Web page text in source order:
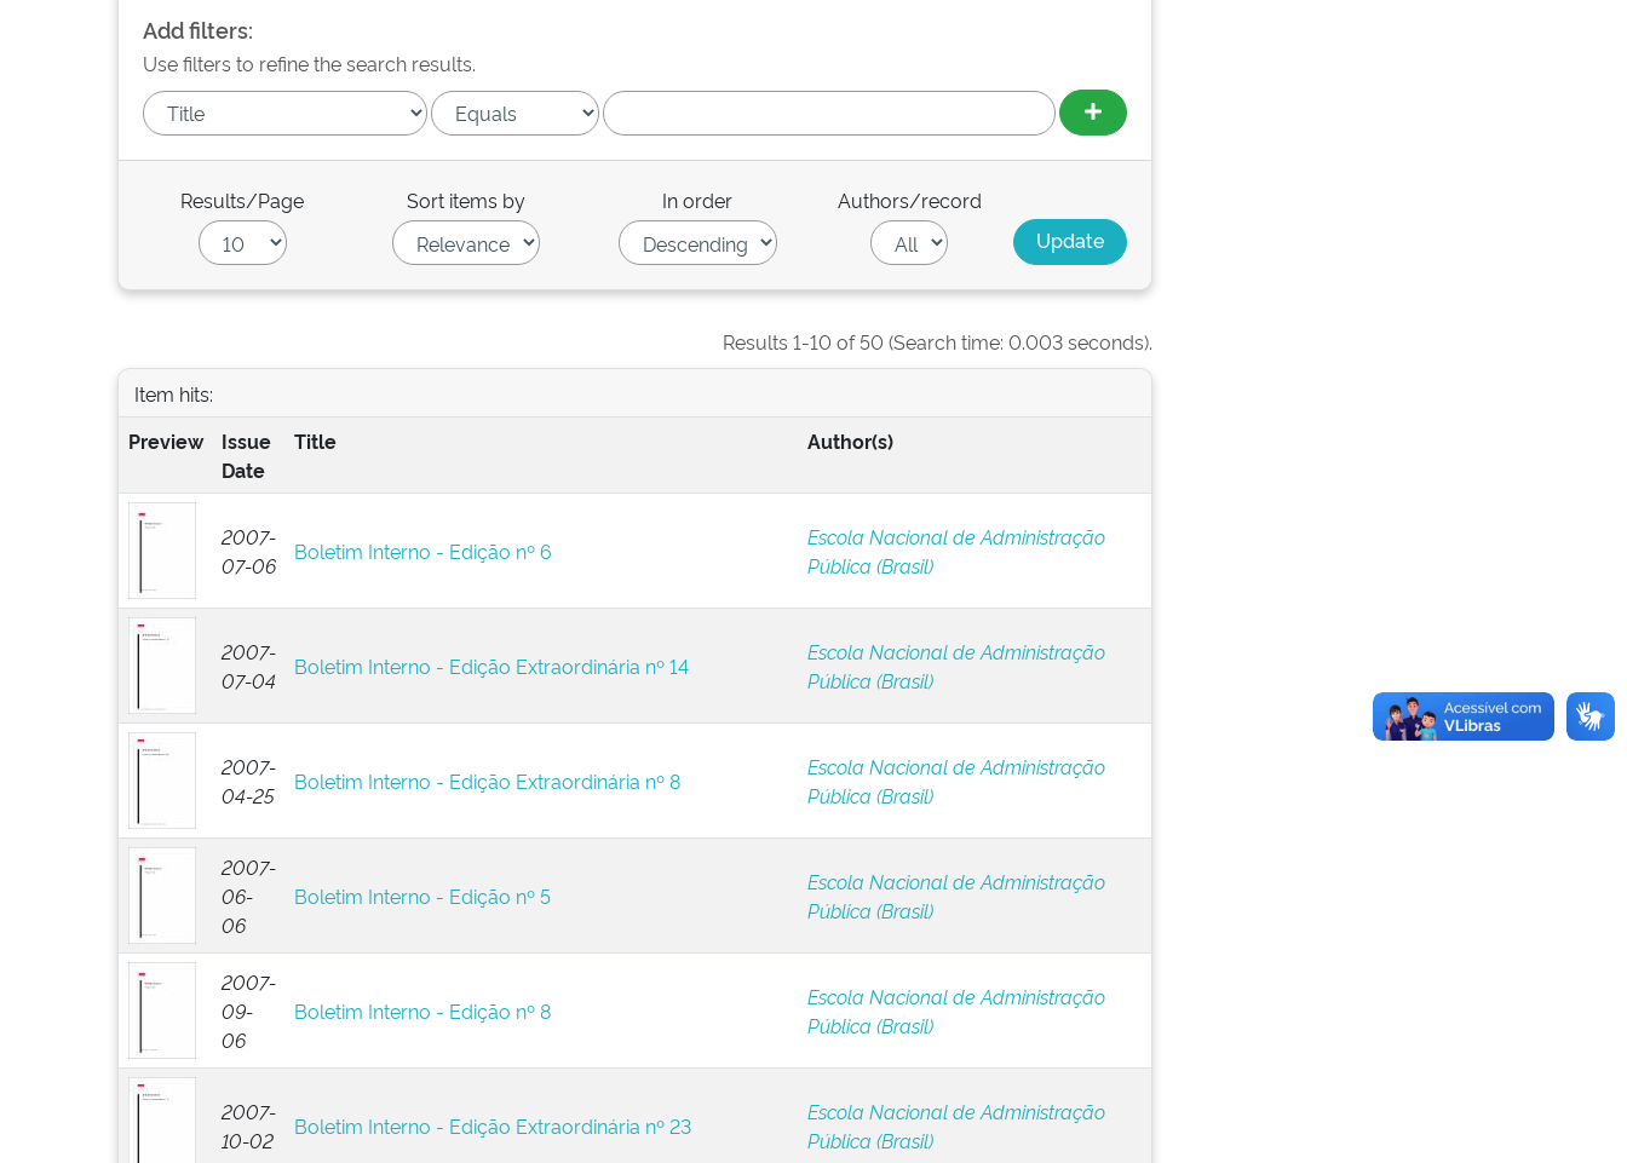
Add filters:
Use filters to refine the search results.
Results/Page Sort items by In order Authors/record
Results 1-10 of 50 (Search time: 0.003 seconds).
Item hits:
Preview
Issue
Date
Title Author(s)
2007-
07-06
Boletim Interno - Edição nº 6
Escola Nacional de Administração
Pública (Brasil)
2007-
07-04
Boletim Interno - Edição Extraordinária nº 14
Escola Nacional de Administração
Pública (Brasil)
2007-
04-25
Boletim Interno - Edição Extraordinária nº 8
Escola Nacional de Administração
Pública (Brasil)
2007-
06-
06
Boletim Interno - Edição nº 5
Escola Nacional de Administração
Pública (Brasil)
2007-
09-
06
Boletim Interno - Edição nº 8
Escola Nacional de Administração
Pública (Brasil)
2007-
10-02
Boletim Interno - Edição Extraordinária nº 23
Escola Nacional de Administração
Pública (Brasil)